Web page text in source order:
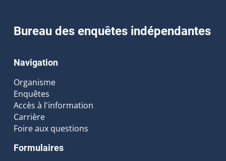
Bureau des enquêtes indépendantes
Navigation
Organisme
Enquêtes
Accès à l'information
Carrière
Foire aux questions
Formulaires